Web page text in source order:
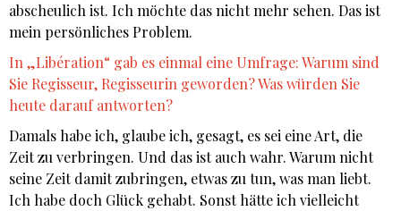
abscheulich ist. Ich möchte das nicht mehr sehen. Das ist
mein persönliches Problem.
In „Libération“ gab es einmal eine Umfrage: Warum sind
Sie Regisseur, Regisseurin geworden? Was würden Sie
heute darauf antworten?
Damals habe ich, glaube ich, gesagt, es sei eine Art, die
Zeit zu verbringen. Und das ist auch wahr. Warum nicht
seine Zeit damit zubringen, etwas zu tun, was man liebt.
Ich habe doch Glück gehabt. Sonst hätte ich vielleicht